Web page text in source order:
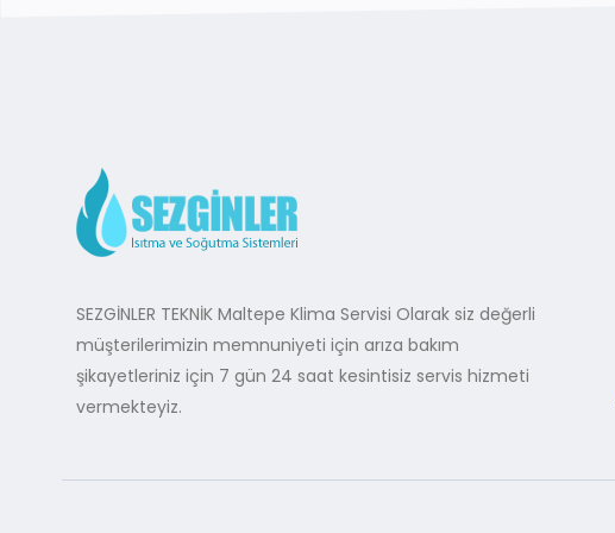
SEZGİNLER TEKNİK Maltepe Klima Servisi Olarak siz değerli
müşterilerimizin memnuniyeti için arıza bakım
şikayetleriniz için 7 gün 24 saat kesintisiz servis hizmeti
vermekteyiz.